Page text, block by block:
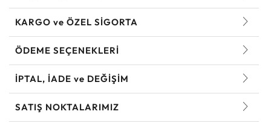
KARGO ve ÖZEL SİGORTA
ÖDEME SEÇENEKLERİ
İPTAL, İADE ve DEĞİŞİM
SATIŞ NOKTALARIMIZ